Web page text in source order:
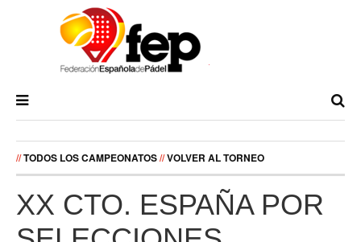
//TODOS LOS CAMPEONATOS//VOLVER AL TORNEO
XX CTO. ESPAÑA POR